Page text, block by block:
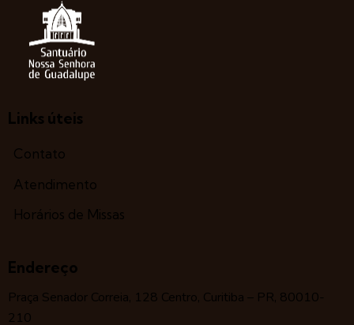
Links úteis
Contato
Atendimento
Horários de Missas
Endereço
Praça Senador Correia, 128 Centro, Curitiba – PR, 80010-
210